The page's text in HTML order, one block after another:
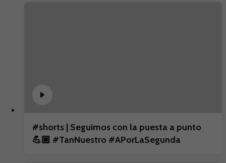
#shorts | Seguimos con la puesta a punto
💪🏼 #TanNuestro #APorLaSegunda